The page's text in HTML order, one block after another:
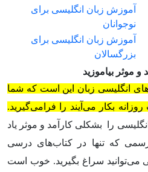
آموزش زبان انگلیسی برای
نوجوانان
آموزش زبان انگلیسی برای
بزرگسالان
موثر بیاموزید
انگلیسی زبان این است که شما
بکار می‌آیند را فرامی‌گیرید.
انگلیسی را بشکلی کارآمد و موثر یاد
رسمی که تنها در کتاب‌های درسی
سراغ بگیرید. خوب است